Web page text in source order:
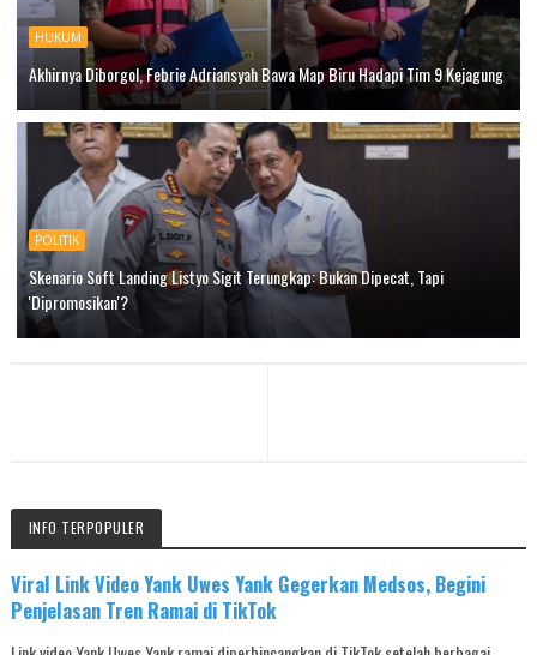
HUKUM
Akhirnya Diborgol, Febrie Adriansyah Bawa Map Biru Hadapi Tim 9 Kejagung
POLITIK
Skenario Soft Landing Listyo Sigit Terungkap: Bukan Dipecat, Tapi
'Dipromosikan'?
INFO TERPOPULER
Viral Link Video Yank Uwes Yank Gegerkan Medsos, Begini
Penjelasan Tren Ramai di TikTok